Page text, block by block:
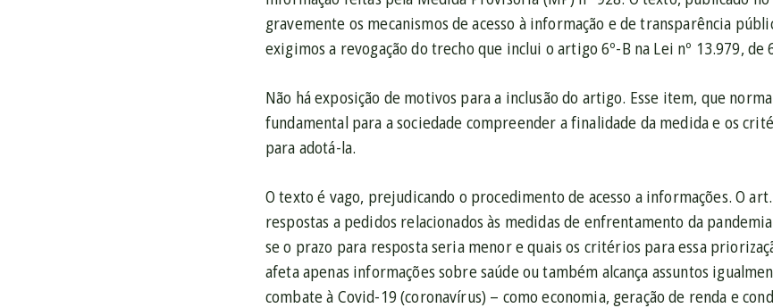
gravemente os mecanismos de acesso à informação e de transparência
exigimos a revogação do trecho que inclui o artigo 6º-B na Lei nº 13.979,
Não há exposição de motivos para a inclusão do artigo. Esse item, que
fundamental para a sociedade compreender a finalidade da medida e os
para adotá-la.
O texto é vago, prejudicando o procedimento de acesso a informações. O
respostas a pedidos relacionados às medidas de enfrentamento da
se o prazo para resposta seria menor e quais os critérios para essa
afeta apenas informações sobre saúde ou também alcança assuntos
combate à Covid-19 (coronavírus) – como economia, geração de renda e